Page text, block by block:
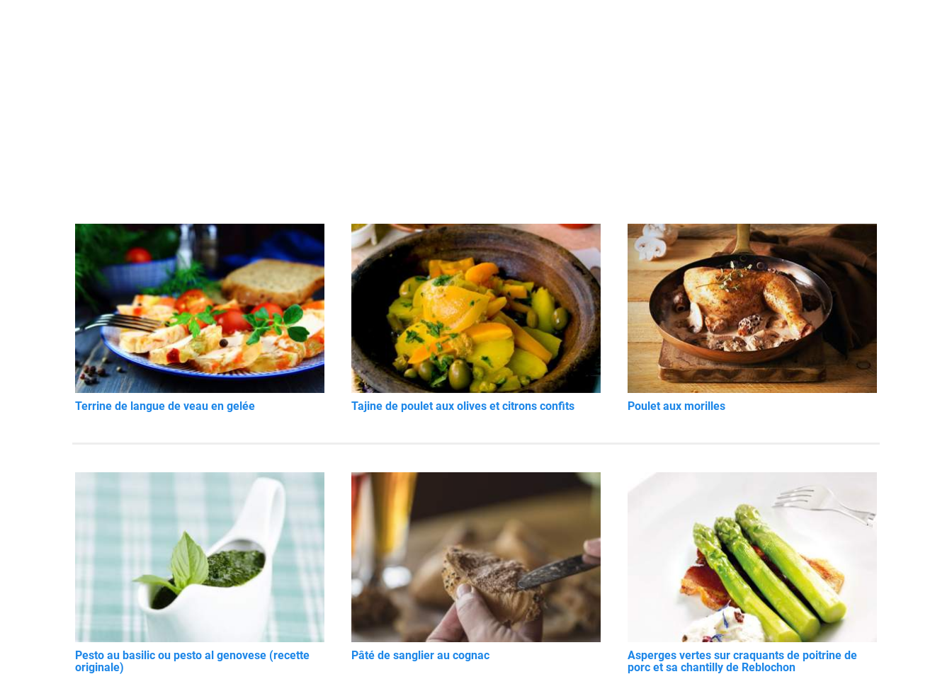
Terrine de langue de veau en gelée Tajine de poulet aux olives et citrons confits Poulet aux morilles
Pesto au basilic ou pesto al genovese (recette
originale)
Pâté de sanglier au cognac
Asperges vertes sur craquants de poitrine de
porc et sa chantilly de Reblochon